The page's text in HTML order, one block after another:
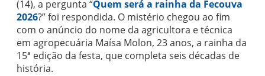
(14), a pergunta “Quem será a rainha da Fecouva
2026?” foi respondida. O mistério chegou ao fim
com o anúncio do nome da agricultora e técnica
em agropecuária Maísa Molon, 23 anos, a rainha da
15ª edição da festa, que completa seis décadas de
história.